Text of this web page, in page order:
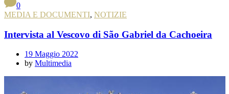
0
MEDIA E DOCUMENTI, NOTIZIE
Intervista al Vescovo di São Gabriel da Cachoeira
19 Maggio 2022
by Multimedia